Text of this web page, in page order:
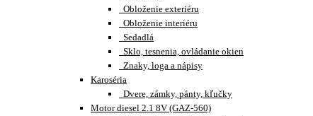
Obloženie exteriéru
Obloženie interiéru
Sedadlá
Sklo, tesnenia, ovládanie okien
Znaky, loga a nápisy
Karoséria
Dvere, zámky, pánty, kľučky
Motor diesel 2.1 8V (GAZ-560)